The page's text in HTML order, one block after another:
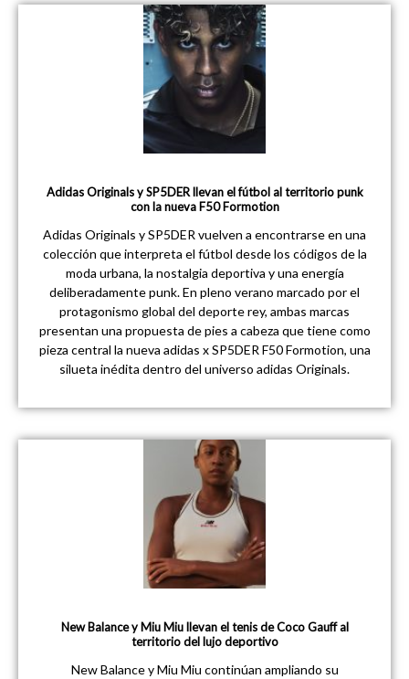
Adidas Originals y SP5DER llevan el fútbol al territorio punk
con la nueva F50 Formotion
Adidas Originals y SP5DER vuelven a encontrarse en una
colección que interpreta el fútbol desde los códigos de la
moda urbana, la nostalgia deportiva y una energía
deliberadamente punk. En pleno verano marcado por el
protagonismo global del deporte rey, ambas marcas
presentan una propuesta de pies a cabeza que tiene como
pieza central la nueva adidas x SP5DER F50 Formotion, una
silueta inédita dentro del universo adidas Originals.
New Balance y Miu Miu llevan el tenis de Coco Gauff al
territorio del lujo deportivo
New Balance y Miu Miu continúan ampliando su